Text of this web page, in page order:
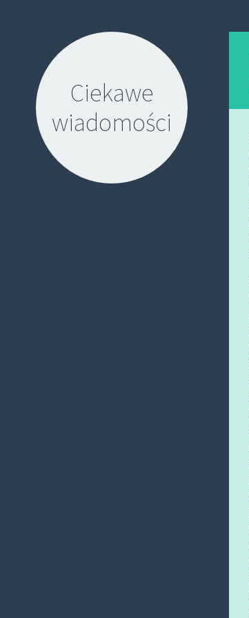
Ciekawe
wiadomości